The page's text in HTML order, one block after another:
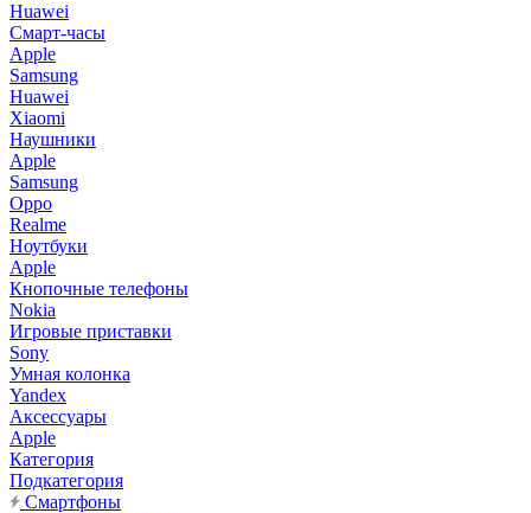
Huawei
Смарт-часы
Apple
Samsung
Huawei
Xiaomi
Наушники
Apple
Samsung
Oppo
Realme
Ноутбуки
Apple
Кнопочные телефоны
Nokia
Игровые приставки
Sony
Умная колонка
Yandex
Аксессуары
Apple
Категория
Подкатегория
Смартфоны